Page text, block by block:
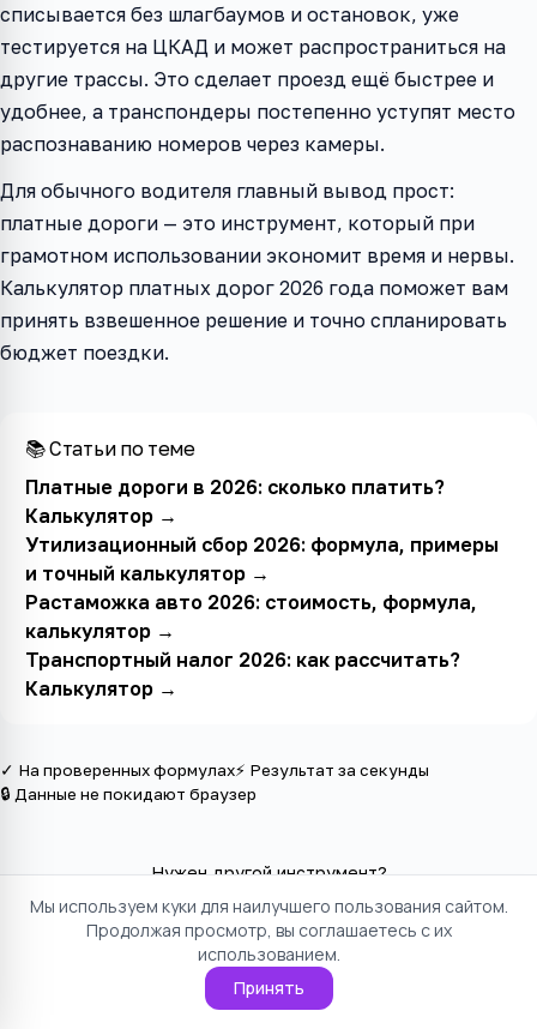
списывается без шлагбаумов и остановок, уже
тестируется на ЦКАД и может распространиться на
другие трассы. Это сделает проезд ещё быстрее и
удобнее, а транспондеры постепенно уступят место
распознаванию номеров через камеры.
Для обычного водителя главный вывод прост:
платные дороги — это инструмент, который при
грамотном использовании экономит время и нервы.
Калькулятор платных дорог 2026 года поможет вам
принять взвешенное решение и точно спланировать
бюджет поездки.
📚 Статьи по теме
Платные дороги в 2026: сколько платить?
Калькулятор→
Утилизационный сбор 2026: формула, примеры
и точный калькулятор→
Растаможка авто 2026: стоимость, формула,
калькулятор→
Транспортный налог 2026: как рассчитать?
Калькулятор→
✓ На проверенных формулах⚡ Результат за секунды
🔒 Данные не покидают браузер
Нужен другой инструмент?
Все инструменты в категории
Мы используем куки для наилучшего пользования сайтом.
Продолжая просмотр, вы соглашаетесь с их
использованием.
Принять